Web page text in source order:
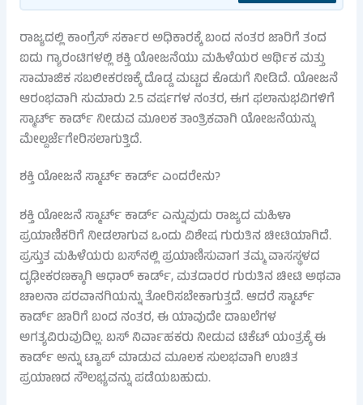
ರಾಜ್ಯದಲ್ಲಿ ಕಾಂಗ್ರೆಸ್ ಸರ್ಕಾರ ಅಧಿಕಾರಕ್ಕೆ ಬಂದ ನಂತರ ಜಾರಿಗೆ ತಂದ
ಐದು ಗ್ಯಾರಂಟಿಗಳಲ್ಲಿ ಶಕ್ತಿ ಯೋಜನೆಯು ಮಹಿಳೆಯರ ಆರ್ಥಿಕ ಮತ್ತು
ಸಾಮಾಜಿಕ ಸಬಲೀಕರಣಕ್ಕೆ ದೊಡ್ಡ ಮಟ್ಟದ ಕೊಡುಗೆ ನೀಡಿದೆ. ಯೋಜನೆ
ಆರಂಭವಾಗಿ ಸುಮಾರು 2.5 ವರ್ಷಗಳ ನಂತರ, ಈಗ ಫಲಾನುಭವಿಗಳಿಗೆ
ಸ್ಮಾರ್ಟ್ ಕಾರ್ಡ್ ನೀಡುವ ಮೂಲಕ ತಾಂತ್ರಿಕವಾಗಿ ಯೋಜನೆಯನ್ನು
ಮೇಲ್ದರ್ಜೆಗೇರಿಸಲಾಗುತ್ತಿದೆ.
ಶಕ್ತಿ ಯೋಜನೆ ಸ್ಮಾರ್ಟ್ ಕಾರ್ಡ್ ಎಂದರೇನು?
ಶಕ್ತಿ ಯೋಜನೆ ಸ್ಮಾರ್ಟ್ ಕಾರ್ಡ್ ಎನ್ನುವುದು ರಾಜ್ಯದ ಮಹಿಳಾ
ಪ್ರಯಾಣಿಕರಿಗೆ ನೀಡಲಾಗುವ ಒಂದು ವಿಶೇಷ ಗುರುತಿನ ಚೀಟಿಯಾಗಿದೆ.
ಪ್ರಸ್ತುತ ಮಹಿಳೆಯರು ಬಸ್‌ನಲ್ಲಿ ಪ್ರಯಾಣಿಸುವಾಗ ತಮ್ಮ ವಾಸಸ್ಥಳದ
ದೃಢೀಕರಣಕ್ಕಾಗಿ ಆಧಾರ್ ಕಾರ್ಡ್, ಮತದಾರರ ಗುರುತಿನ ಚೀಟಿ ಅಥವಾ
ಚಾಲನಾ ಪರವಾನಗಿಯನ್ನು ತೋರಿಸಬೇಕಾಗುತ್ತದೆ. ಆದರೆ ಸ್ಮಾರ್ಟ್
ಕಾರ್ಡ್ ಜಾರಿಗೆ ಬಂದ ನಂತರ, ಈ ಯಾವುದೇ ದಾಖಲೆಗಳ
ಅಗತ್ಯವಿರುವುದಿಲ್ಲ. ಬಸ್ ನಿರ್ವಾಹಕರು ನೀಡುವ ಟಿಕೆಟ್ ಯಂತ್ರಕ್ಕೆ ಈ
ಕಾರ್ಡ್ ಅನ್ನು ಟ್ಯಾಪ್ ಮಾಡುವ ಮೂಲಕ ಸುಲಭವಾಗಿ ಉಚಿತ
ಪ್ರಯಾಣದ ಸೌಲಭ್ಯವನ್ನು ಪಡೆಯಬಹುದು.